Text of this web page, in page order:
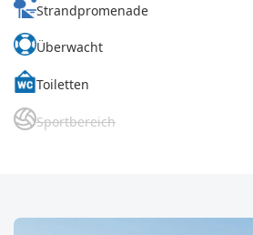
Strandpromenade
Überwacht
Toiletten
Sportbereich